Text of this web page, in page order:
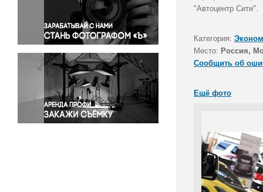
Правосудие
Происшествия и конфликты
Религия
Светская жизнь
Спорт
Экология
Экономика и бизнес
"Автоцентр Сити".
Категория:
Место: Россия,
Сообщить об
Ещё фото